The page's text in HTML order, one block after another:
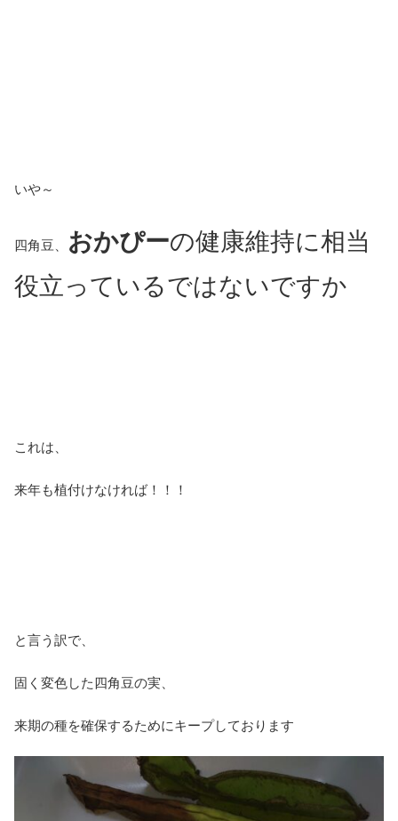
いや～
四角豆、 おかぴーの健康維持に相当
役立っているではないですか
これは、
来年も植付けなければ！！！
と言う訳で、
固く変色した四角豆の実、
来期の種を確保するためにキープしております